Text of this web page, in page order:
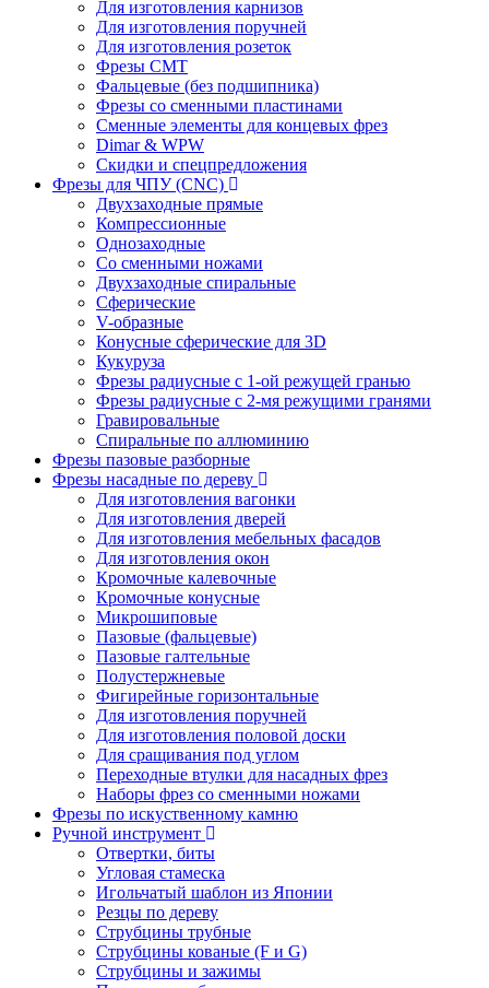
Для изготовления карнизов
Для изготовления поручней
Для изготовления розеток
Фрезы CMT
Фальцевые (без подшипника)
Фрезы со сменными пластинами
Сменные элементы для концевых фрез
Dimar & WPW
Скидки и спецпредложения
Фрезы для ЧПУ (CNC)
Двухзаходные прямые
Компрессионные
Однозаходные
Со сменными ножами
Двухзаходные спиральные
Сферические
V-образные
Конусные сферические для 3D
Кукуруза
Фрезы радиусные с 1-ой режущей гранью
Фрезы радиусные с 2-мя режущими гранями
Гравировальные
Cпиральные по аллюминию
Фрезы пазовые разборные
Фрезы насадные по дереву
Для изготовления вагонки
Для изготовления дверей
Для изготовления мебельных фасадов
Для изготовления окон
Кромочные калевочные
Кромочные конусные
Микрошиповые
Пазовые (фальцевые)
Пазовые галтельные
Полустержневые
Фигирейные горизонтальные
Для изготовления поручней
Для изготовления половой доски
Для сращивания под углом
Переходные втулки для насадных фрез
Наборы фрез со сменными ножами
Фрезы по искуственному камню
Ручной инструмент
Отвертки, биты
Угловая стамеска
Игольчатый шаблон из Японии
Резцы по дереву
Струбцины трубные
Струбцины кованые (F и G)
Струбцины и зажимы